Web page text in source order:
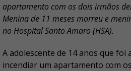
apartamento com os dois irmãos
Menina de 11 meses morreu e
no Hospital Santo Amaro (HSA).
A adolescente de 14 anos que foi
incendiar um apartamento com